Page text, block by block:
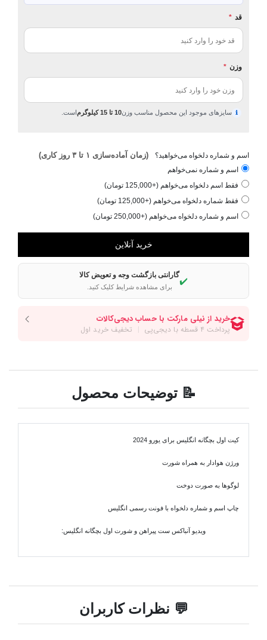
قد *
وزن *
ℹ سایزهای موجود این محصول مناسب وزن10 تا 15 کیلوگرم است.
اسم و شماره دلخواه می‌خواهید؟ (زمان آماده‌سازی ۱ تا ۳ روز کاری)
اسم و شماره نمی‌خواهم
فقط اسم دلخواه می‌خواهم (+125,000 تومان)
فقط شماره دلخواه می‌خواهم (+125,000 تومان)
اسم و شماره دلخواه می‌خواهم (+250,000 تومان)
✔️
گارانتی بازگشت وجه و تعویض کالا
برای مشاهده شرایط کلیک کنید.
📝 توضیحات محصول
کیت اول بچگانه انگلیس برای یورو 2024
ورژن هوادار به همراه شورت
لوگوها به صورت دوخت
چاپ اسم و شماره دلخواه با فونت رسمی انگلیس
ویدیو آنباکس ست پیراهن و شورت اول بچگانه انگلیس:
💬 نظرات کاربران